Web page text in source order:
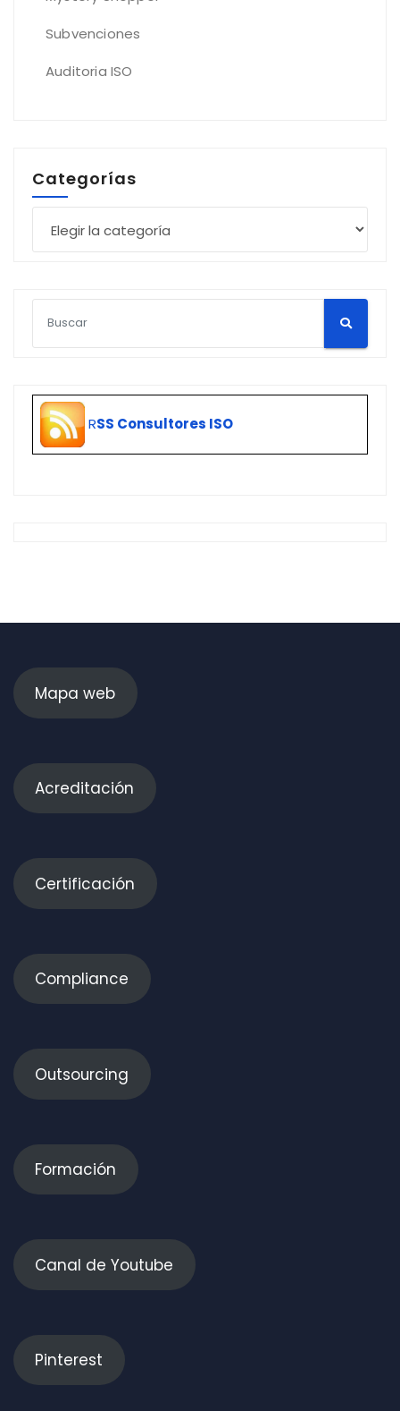
Subvenciones
Auditoria ISO
Categorías
RSS Consultores ISO
Mapa web
Acreditación
Certificación
Compliance
Outsourcing
Formación
Canal de Youtube
Pinterest